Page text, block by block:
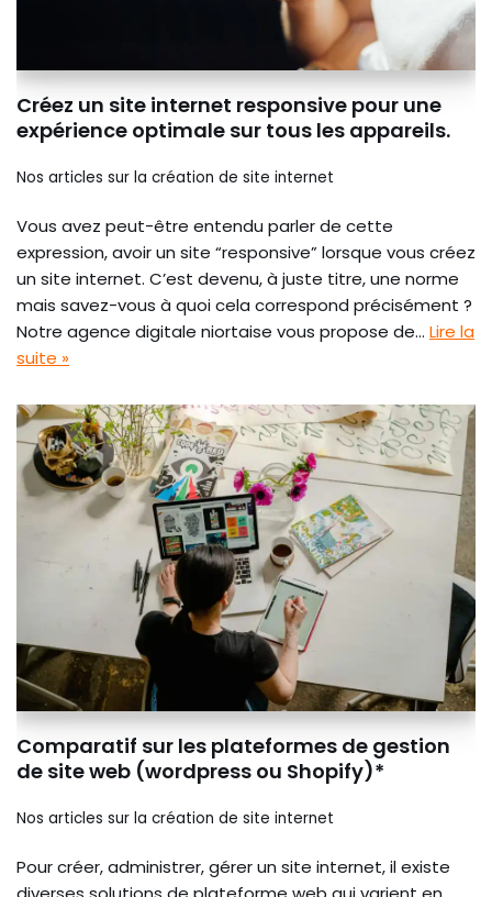
Créez un site internet responsive pour une
expérience optimale sur tous les appareils.
Nos articles sur la création de site internet
Vous avez peut-être entendu parler de cette
expression, avoir un site “responsive” lorsque vous créez
un site internet. C’est devenu, à juste titre, une norme
mais savez-vous à quoi cela correspond précisément ?
Notre agence digitale niortaise vous propose de… Lire la
suite »
Comparatif sur les plateformes de gestion
de site web (wordpress ou Shopify)*
Nos articles sur la création de site internet
Pour créer, administrer, gérer un site internet, il existe